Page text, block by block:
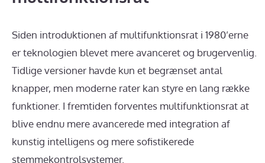
Siden introduktionen af multifunktionsrat i 1980’erne
er teknologien blevet mere avanceret og brugervenlig.
Tidlige versioner havde kun et begrænset antal
knapper, men moderne rater kan styre en lang række
funktioner. I fremtiden forventes multifunktionsrat at
blive endnu mere avancerede med integration af
kunstig intelligens og mere sofistikerede
stemmekontrolsystemer.